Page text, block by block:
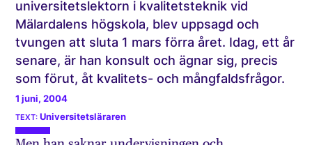
universitetslektorn i kvalitetsteknik vid
Mälardalens högskola, blev uppsagd och
tvungen att sluta 1 mars förra året. Idag, ett år
senare, är han konsult och ägnar sig, precis
som förut, åt kvalitets- och mångfaldsfrågor.
1 juni, 2004
Universitetsläraren